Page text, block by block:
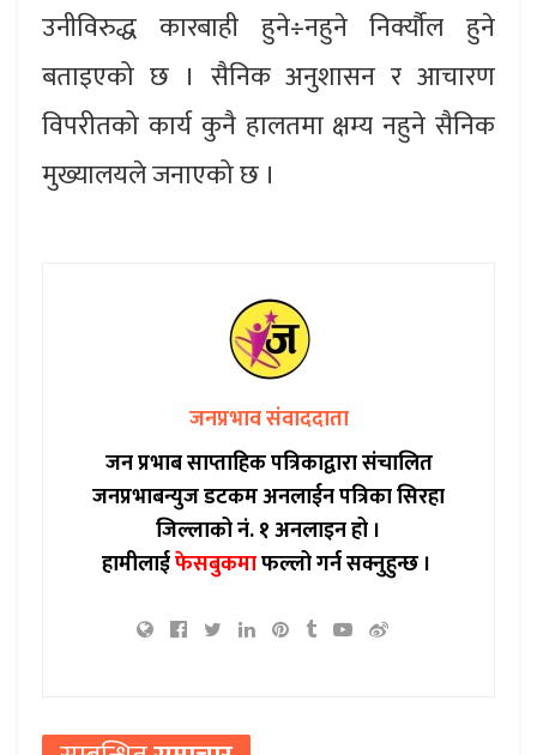
उनीविरुद्ध कारबाही हुने÷नहुने निर्क्यौल हुने
बताइएको छ । सैनिक अनुशासन र आचारण
विपरीतको कार्य कुनै हालतमा क्षम्य नहुने सैनिक
मुख्यालयले जनाएको छ ।
जनप्रभाव संवाददाता
जन प्रभाब साप्ताहिक पत्रिकाद्वारा संचालित
जनप्रभाबन्युज डटकम अनलाईन पत्रिका सिरहा
जिल्लाको नं. १ अनलाइन हो ।
हामीलाईफेसबुकमाफल्लो गर्न सक्नुहुन्छ ।